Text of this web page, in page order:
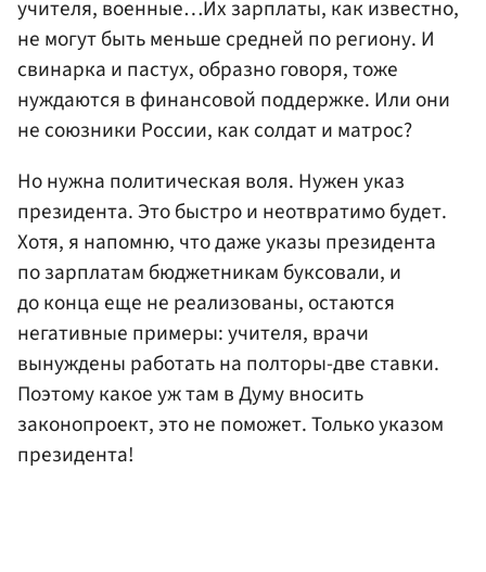
учителя, военные…Их зарплаты, как известно,
не могут быть меньше средней по региону. И
свинарка и пастух, образно говоря, тоже
нуждаются в финансовой поддержке. Или они
не союзники России, как солдат и матрос?
Но нужна политическая воля. Нужен указ
президента. Это быстро и неотвратимо будет.
Хотя, я напомню, что даже указы президента
по зарплатам бюджетникам буксовали, и
до конца еще не реализованы, остаются
негативные примеры: учителя, врачи
вынуждены работать на полторы-две ставки.
Поэтому какое уж там в Думу вносить
законопроект, это не поможет. Только указом
президента!